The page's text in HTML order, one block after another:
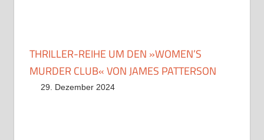
THRILLER-REIHE UM DEN »WOMEN’S
MURDER CLUB« VON JAMES PATTERSON
29. Dezember 2024